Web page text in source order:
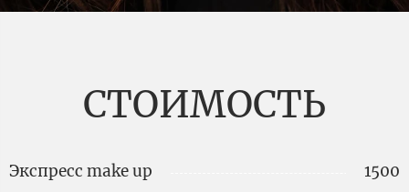
СТОИМОСТЬ
Экспресс make up
1500